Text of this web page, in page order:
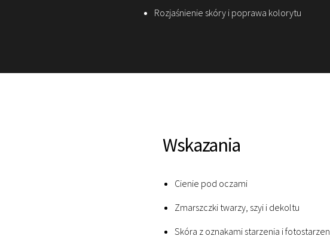
Rozjaśnienie skóry i poprawa kolorytu
Wskazania
Cienie pod oczami
Zmarszczki twarzy, szyi i dekoltu
Skóra z oznakami starzenia i